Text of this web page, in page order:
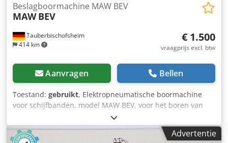
Tauberbischofsheim
414 km
Beslagboormachine MAW BEV
MAW BEV
€ 1.500
vraagprijs excl. btw
Aanvragen Bellen
Toestand: gebruikt, Elektropneumatische boormachine
voor schijfbanden, model MAW BEV, voor het boren van
schijfbanden of bevestigingsonderdelen. Chjdpfxjzrytfj Ag
Eea Technische specificaties: - Werktafel: 300 x 37 cm -
Motor: 1,6 kW - Gewicht: 180 kg
Advertentie